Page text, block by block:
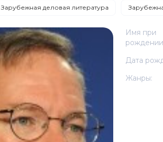
Зарубежная деловая литература
Имя при
Дата
Жанры: